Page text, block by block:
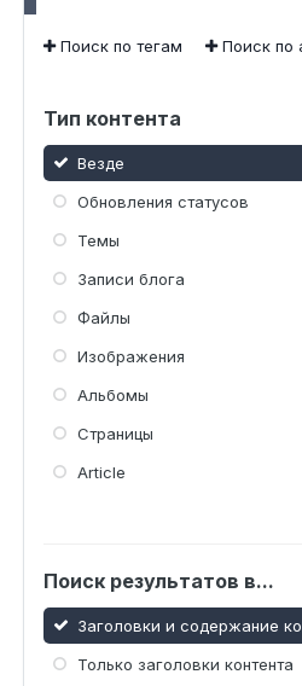
Поиск по тегам Поиск по
Тип контента
Везде
Обновления статусов
Темы
Записи блога
Файлы
Изображения
Альбомы
Страницы
Article
Поиск результатов в...
Заголовки и содержание
Только заголовки контента